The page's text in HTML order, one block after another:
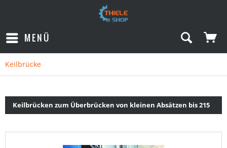
MENÜ
Keilbrücke
Keilbrücken zum Überbrücken von kleinen Absätzen bis 215